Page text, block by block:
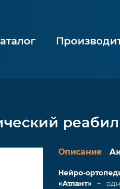
Описание
Нейро-
«Атлант» –